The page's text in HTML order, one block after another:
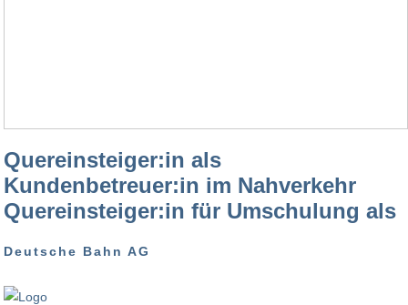
Quereinsteiger:in als
Kundenbetreuer:in im Nahverkehr
Quereinsteiger:in für Umschulung als
Deutsche Bahn AG